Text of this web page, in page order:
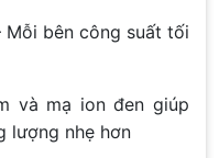
bên công suất tối
và mạ ion đen giúp
lượng nhẹ hơn